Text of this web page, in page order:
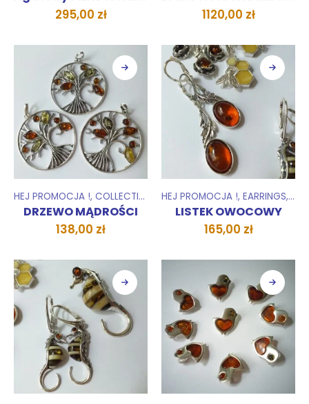
295,00 zł 1120,00 zł
HEJ PROMOCJA !, COLLECTIONS ,MNIEJ NIŻ 100 ZŁ , PENDANTS
DRZEWO MĄDROŚCI
138,00 zł
HEJ PROMOCJA !, EARRINGS,
LISTEK OWOCOWY
165,00 zł